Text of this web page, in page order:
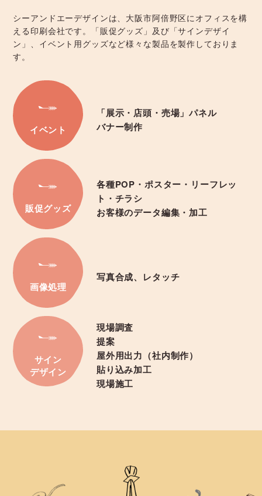
シーアンドエーデザインは、大阪市阿倍野区にオフィスを構
える印刷会社です。「販促グッズ」及び「サインデザイ
ン」、イベント用グッズなど様々な製品を製作しておりま
す。
イベント
「展示・店頭・売場」パネル
バナー制作
販促グッズ
各種POP・ポスター・リーフレッ
ト・チラシ
お客様のデータ編集・加工
画像処理
写真合成、レタッチ
サイン
デザイン
現場調査
提案
屋外用出力（社内制作）
貼り込み加工
現場施工